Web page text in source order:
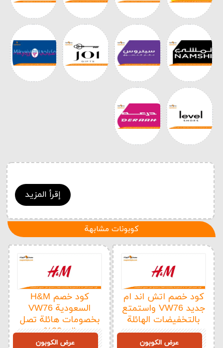
إقرأ المزيد
كوبونات مشابهة
كود خصم H&M
السعودية VW76
بخصومات هائلة تصل
إلى 20%
عرض الكوبون
كود خصم اتش اند ام
جديد VW76 واستمتع
بالتخفيضات الهائلة
عرض الكوبون